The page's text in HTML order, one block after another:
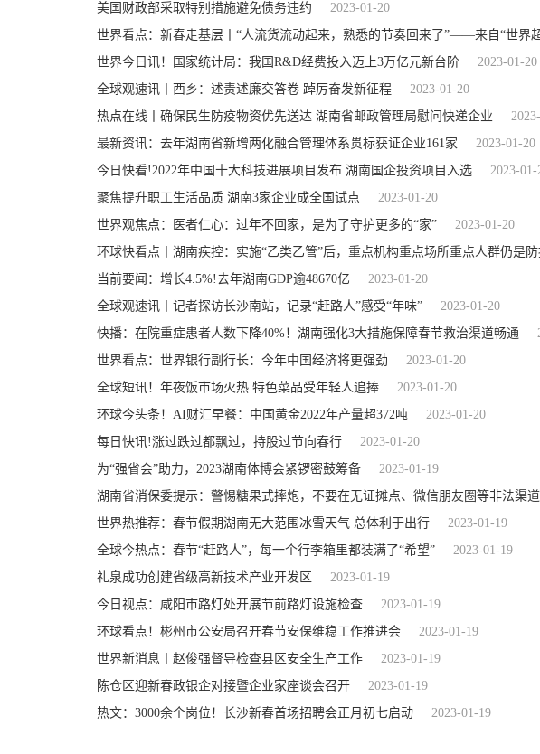
美国财政部采取特别措施避免债务违约
2023-01-20
世界今日讯！国家统计局：我国R&D经费投入迈上3万亿元新台阶
2023-01-20
全球观速讯丨西乡：述责述廉交答卷 踔厉奋发新征程
2023-01-20
热点在线丨确保民生防疫物资优先送达 湖南省邮政管理局慰问快递企业
最新资讯：去年湖南省新增两化融合管理体系贯标获证企业161家
2023-01-20
今日快看!2022年中国十大科技进展项目发布 湖南国企投资项目入选
2023-01-
聚焦提升职工生活品质 湖南3家企业成全国试点
2023-01-20
世界观焦点：医者仁心：过年不回家，是为了守护更多的“家”
2023-01-20
环球快看点丨湖南疾控：实施“乙类乙管”后，重点机构重点场所重点人群仍是
当前要闻：增长4.5%!去年湖南GDP逾48670亿
2023-01-20
全球观速讯丨记者探访长沙南站，记录“赶路人”感受“年味”
2023-01-20
快播：在院重症患者人数下降40%！湖南强化3大措施保障春节救治渠道畅通
世界看点：世界银行副行长：今年中国经济将更强劲
2023-01-20
全球短讯！年夜饭市场火热 特色菜品受年轻人追捧
2023-01-20
环球今头条！AI财汇早餐：中国黄金2022年产量超372吨
2023-01-20
每日快讯!涨过跌过都飘过，持股过节向春行
2023-01-20
为“强省会”助力，2023湖南体博会紧锣密鼓筹备
2023-01-19
世界热推荐：春节假期湖南无大范围冰雪天气 总体利于出行
2023-01-19
全球今热点：春节“赶路人”，每一个行李箱里都装满了“希望”
2023-01-19
礼泉成功创建省级高新技术产业开发区
2023-01-19
今日视点：咸阳市路灯处开展节前路灯设施检查
2023-01-19
环球看点！彬州市公安局召开春节安保维稳工作推进会
2023-01-19
世界新消息丨赵俊强督导检查县区安全生产工作
2023-01-19
陈仓区迎新春政银企对接暨企业家座谈会召开
2023-01-19
热文：3000余个岗位！长沙新春首场招聘会正月初七启动
2023-01-19